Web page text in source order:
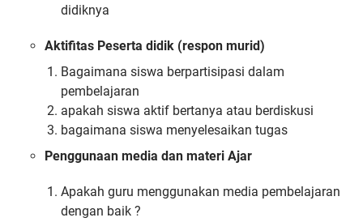
didiknya
Aktifitas Peserta didik (respon murid)
Bagaimana siswa berpartisipasi dalam
pembelajaran
apakah siswa aktif bertanya atau berdiskusi
bagaimana siswa menyelesaikan tugas
Penggunaan media dan materi Ajar
Apakah guru menggunakan media pembelajaran
dengan baik ?